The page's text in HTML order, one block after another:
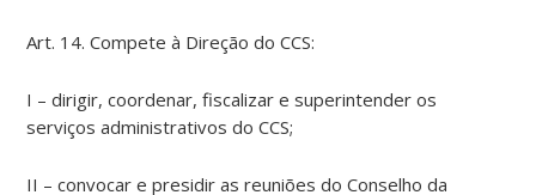
Art. 14. Compete à Direção do CCS:
I – dirigir, coordenar, fiscalizar e superintender os
serviços administrativos do CCS;
II – convocar e presidir as reuniões do Conselho da